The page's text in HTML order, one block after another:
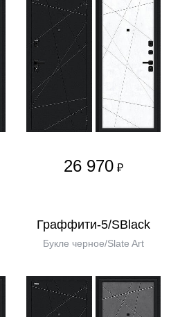
26 970 ₽
Граффити-5/SBlack
Букле черное/Slate Art